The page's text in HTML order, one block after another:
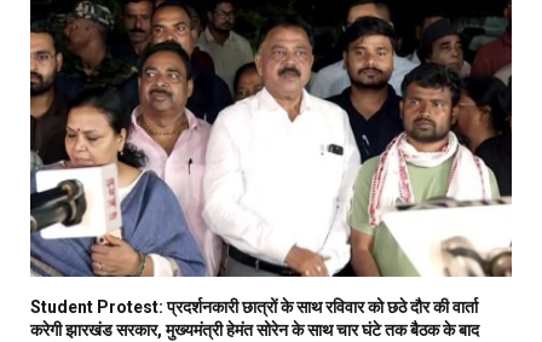
Student Protest: प्रदर्शनकारी छात्रों के साथ रविवार को छठे दौर की वार्ता
करेगी झारखंड सरकार, मुख्यमंत्री हेमंत सोरेन के साथ चार घंटे तक बैठक के बाद